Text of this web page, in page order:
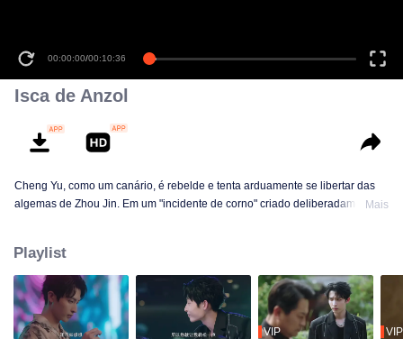
00:00:00/00:10:36
Isca de Anzol
Cheng Yu, como um canário, é rebelde e tenta arduamente se libertar das
algemas de Zhou Jin. Em um "incidente de corno" criado deliberadamente,
beldade. Pei Zheng vai de "manter a calma" para "lutar". Os dois usam um
ao outro, mas gradualmente se tornam sinceros...
Mais
Playlist
VIP VIP